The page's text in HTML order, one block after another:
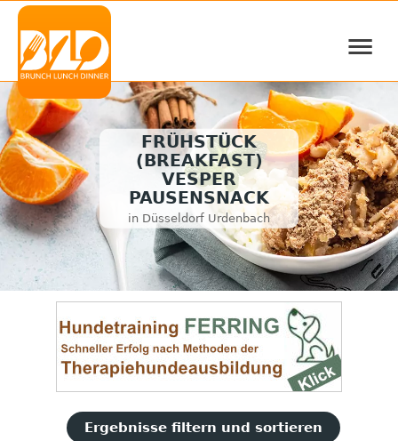
≡
FRÜHSTÜCK
(BREAKFAST)
VESPER
PAUSENSNACK
in Düsseldorf Urdenbach
Ergebnisse filtern und sortieren